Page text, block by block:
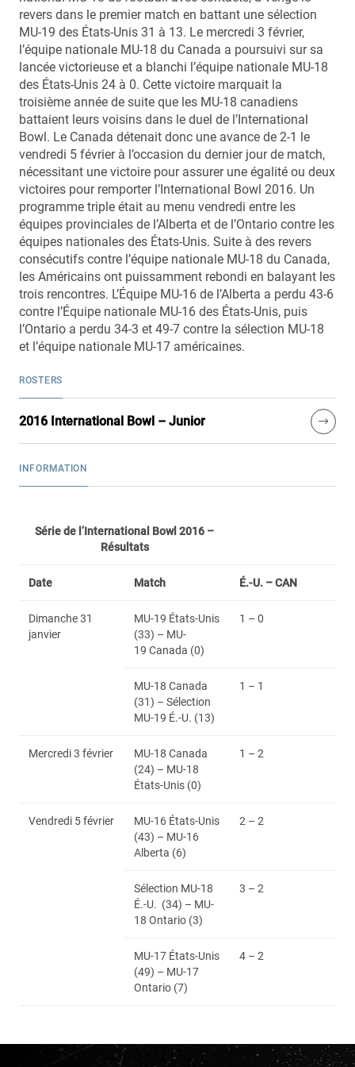
revers dans le premier match en battant une sélection
MU-19 des États-Unis 31 à 13. Le mercredi 3 février,
l’équipe nationale MU-18 du Canada a poursuivi sur sa
lancée victorieuse et a blanchi l’équipe nationale MU-18
des États-Unis 24 à 0. Cette victoire marquait la
troisième année de suite que les MU-18 canadiens
battaient leurs voisins dans le duel de l’International
Bowl. Le Canada détenait donc une avance de 2-1 le
vendredi 5 février à l’occasion du dernier jour de match,
nécessitant une victoire pour assurer une égalité ou deux
victoires pour remporter l’International Bowl 2016. Un
programme triple était au menu vendredi entre les
équipes provinciales de l’Alberta et de l’Ontario contre les
équipes nationales des États-Unis. Suite à des revers
consécutifs contre l’équipe nationale MU-18 du Canada,
les Américains ont puissamment rebondi en balayant les
trois rencontres. L’Équipe MU-16 de l’Alberta a perdu 43-6
contre l’Équipe nationale MU-16 des États-Unis, puis
l’Ontario a perdu 34-3 et 49-7 contre la sélection MU-18
et l’équipe nationale MU-17 américaines.
ROSTERS
2016 International Bowl – Junior
INFORMATION
Série de l’International Bowl 2016 –
Résultats
Date Match É.-U. – CAN
Dimanche 31
janvier
MU-19 États-Unis
(33) – MU-
19 Canada (0)
1 – 0
MU-18 Canada
(31) – Sélection
MU-19 É.-U. (13)
1 – 1
Mercredi 3 février
MU-18 Canada
(24) – MU-18
États-Unis (0)
1 – 2
Vendredi 5 février
MU-16 États-Unis
(43) – MU-16
Alberta (6)
2 – 2
Sélection MU-18
É.-U. (34) – MU-
18 Ontario (3)
3 – 2
MU-17 États-Unis
(49) – MU-17
Ontario (7)
4 – 2